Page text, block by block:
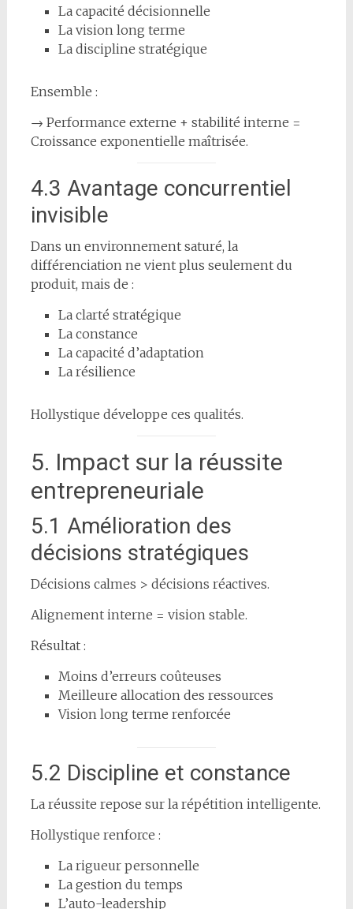
La capacité décisionnelle
La vision long terme
La discipline stratégique
Ensemble :
→ Performance externe + stabilité interne =
Croissance exponentielle maîtrisée.
4.3 Avantage concurrentiel
invisible
Dans un environnement saturé, la
différenciation ne vient plus seulement du
produit, mais de :
La clarté stratégique
La constance
La capacité d’adaptation
La résilience
Hollystique développe ces qualités.
5. Impact sur la réussite
entrepreneuriale
5.1 Amélioration des
décisions stratégiques
Décisions calmes > décisions réactives.
Alignement interne = vision stable.
Résultat :
Moins d’erreurs coûteuses
Meilleure allocation des ressources
Vision long terme renforcée
5.2 Discipline et constance
La réussite repose sur la répétition intelligente.
Hollystique renforce :
La rigueur personnelle
La gestion du temps
L’auto-leadership